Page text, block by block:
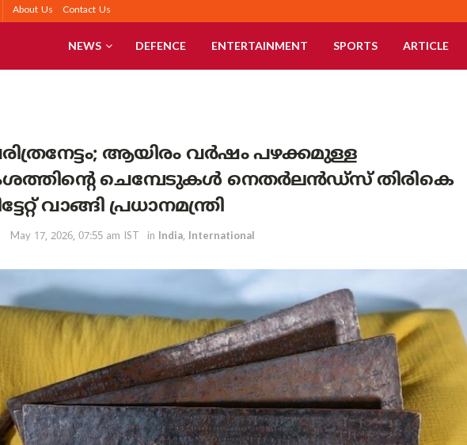
About Us Contact Us
NEWS DEFENCE ENTERTAINMENT SPORTS ARTICLE
ആയിരം വർഷം പഴക്കമുള്ള
ചെമ്പേടുകൾ നെതർലൻഡ്‌സ് തിരികെ
വാങ്ങി പ്രധാനമന്ത്രി
May 17, 2026, 07:55 am IST in India, International